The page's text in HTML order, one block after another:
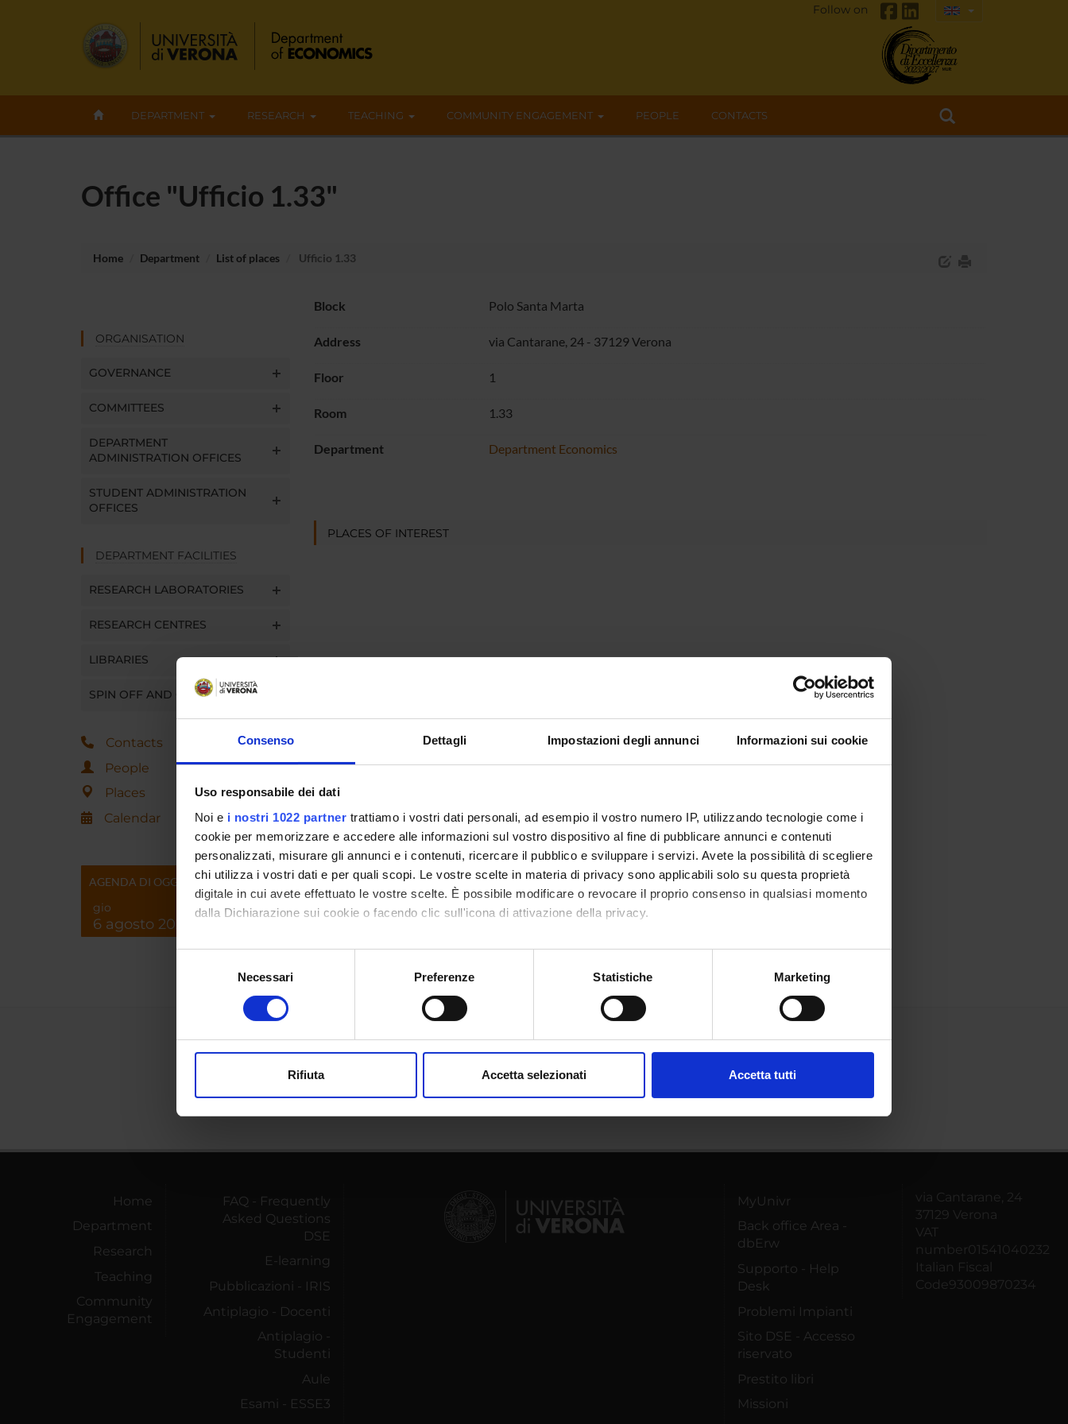
Consenso Dettagli Impostazioni degli annunci Informazioni sui cookie
Uso responsabile dei dati
Noi e i nostri 1022 partner trattiamo i vostri dati personali, ad esempio il vostro numero IP, utilizzando tecnologie come i
cookie per memorizzare e accedere alle informazioni sul vostro dispositivo al fine di pubblicare annunci e contenuti
personalizzati, misurare gli annunci e i contenuti, ricercare il pubblico e sviluppare i servizi. Avete la possibilità di scegliere
chi utilizza i vostri dati e per quali scopi. Le vostre scelte in materia di privacy sono applicabili solo su questa proprietà
digitale in cui avete effettuato le vostre scelte. È possibile modificare o revocare il proprio consenso in qualsiasi momento
dalla Dichiarazione sui cookie o facendo clic sull'icona di attivazione della privacy.
Con il tuo consenso, vorremmo anche:
raccogliere informazioni sulla tua posizione geografica, con un'approssimazione di qualche metro,
digitali).
modificare o ritirare il tuo consenso in qualsiasi momento dalla Dichiarazione sui cookie.
Necessari Preferenze Statistiche Marketing
Rifiuta Accetta selezionati Accetta tutti
Follow on
DEPARTMENT RESEARCH TEACHING COMMUNITY ENGAGEMENT PEOPLE CONTACTS
Office "Ufficio 1.33"
Home Department List of places Ufficio 1.33
ORGANISATION
GOVERNANCE
COMMITTEES
DEPARTMENT
ADMINISTRATION OFFICES
STUDENT ADMINISTRATION
OFFICES
DEPARTMENT FACILITIES
RESEARCH LABORATORIES
RESEARCH CENTRES
LIBRARIES
SPIN OFF AND COMPANIES
Contacts
People
Places
Calendar
AGENDA DI OGGI
gio
6 agosto 2026
Block Polo Santa Marta
Address via Cantarane, 24 - 37129 Verona
Floor 1
Room 1.33
Department Department Economics
PLACES OF INTEREST
Home
Department
Research
Teaching
Community
Engagement
FAQ - Frequently
Asked Questions
DSE
E-learning
Pubblicazioni - IRIS
Antiplagio - Docenti
Antiplagio -
Studenti
Aule
Esami - ESSE3
MyUnivr
Back office Area -
dbErw
Supporto - Help
Desk
Problemi Impianti
Sito DSE - Accesso
riservato
Prestito libri
Missioni
via Cantarane, 24
37129 Verona
VAT
number01541040232
Italian Fiscal
Code93009870234